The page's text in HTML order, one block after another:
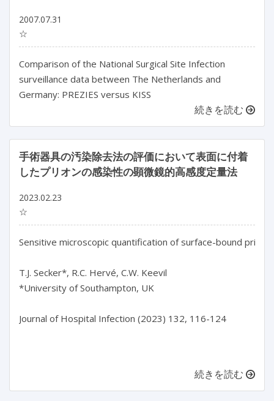
2007.07.31
☆
Comparison of the National Surgical Site Infection
surveillance data between The Netherlands and
Germany: PREZIES versus KISS
続きを読む
手術器具の汚染除去法の評価において表面に付着
したプリオンの感染性の顕微鏡的高感度定量法
2023.02.23
☆
Sensitive microscopic quantification of surface-bound
T.J. Secker*, R.C. Hervé, C.W. Keevil
*University of Southampton, UK
Journal of Hospital Infection (2023) 132, 116-124
続きを読む